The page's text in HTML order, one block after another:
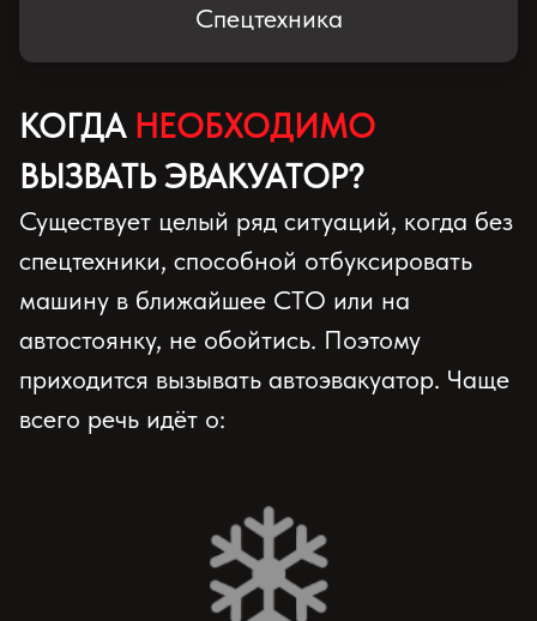
Спецтехника
КОГДА НЕОБХОДИМО
ВЫЗВАТЬ ЭВАКУАТОР?
Существует целый ряд ситуаций, когда без
спецтехники, способной отбуксировать
машину в ближайшее СТО или на
автостоянку, не обойтись. Поэтому
приходится вызывать автоэвакуатор. Чаще
всего речь идёт о: